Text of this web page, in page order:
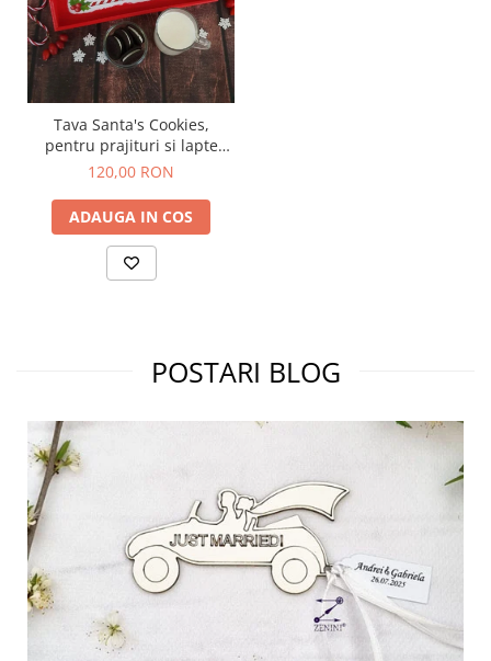
Tava Santa's Cookies,
pentru prajituri si lapte
pentru Mos Craciun
120,00 RON
ADAUGA IN COS
POSTARI BLOG